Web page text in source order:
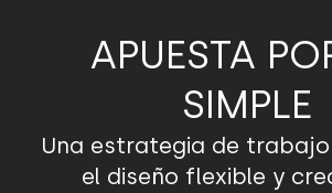
APUESTA
SIMPLE
Una estrategia de
el diseño flexible y